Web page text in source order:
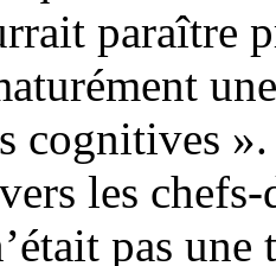
paraître
cognitives
les
pas